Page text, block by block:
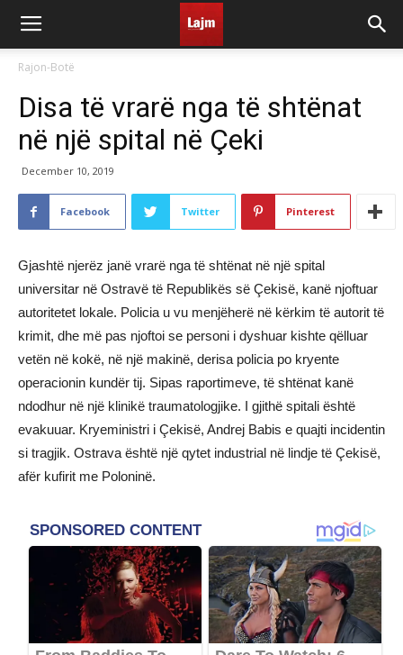
Rajon-Botë
Disa të vrarë nga të shtënat
në një spital në Çeki
December 10, 2019
Facebook Twitter Pinterest
Gjashtë njerëz janë vrarë nga të shtënat në një spital
universitar në Ostravë të Republikës së Çekisë, kanë njoftuar
autoritetet lokale. Policia u vu menjëherë në kërkim të autorit të
krimit, dhe më pas njoftoi se personi i dyshuar kishte qëlluar
vetën në kokë, në një makinë, derisa policia po kryente
operacionin kundër tij. Sipas raportimeve, të shtënat kanë
ndodhur në një klinikë traumatologjike. I gjithë spitali është
evakuuar. Kryeministri i Çekisë, Andrej Babis e quajti incidentin
si tragjik. Ostrava është një qytet industrial në lindje të Çekisë,
afër kufirit me Poloninë.